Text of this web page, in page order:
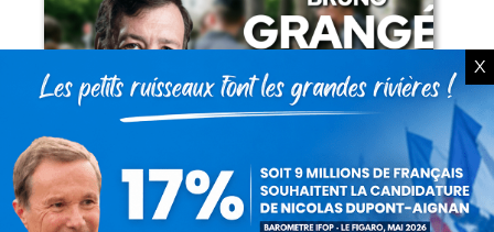
Présomption de légitimité de l’usage des
armes par les forces de l’ordre
X